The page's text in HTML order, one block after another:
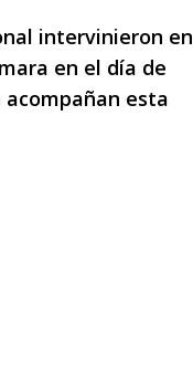
intervinieron en
en el día de
esta